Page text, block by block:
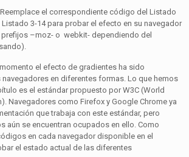
el correspondiente código del Listado
3-14 para probar el efecto en su navegador
–moz- o webkit- dependiendo del
momento el efecto de gradientes ha sido
en diferentes formas. Lo que hemos
es el estándar propuesto por W3C (World
Navegadores como Firefox y Google Chrome ya
que trabaja con este estándar, pero
aún se encuentran ocupados en ello. Como
en cada navegador disponible en el
el estado actual de las diferentes